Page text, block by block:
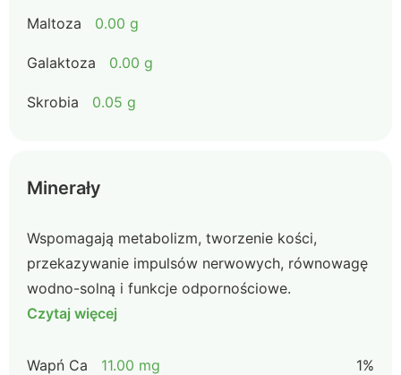
Maltoza 0.00 g
Galaktoza 0.00 g
Skrobia 0.05 g
Minerały
Wspomagają metabolizm, tworzenie kości,
przekazywanie impulsów nerwowych, równowagę
wodno-solną i funkcje odpornościowe.
Czytaj więcej
Wapń Ca 11.00 mg 1%